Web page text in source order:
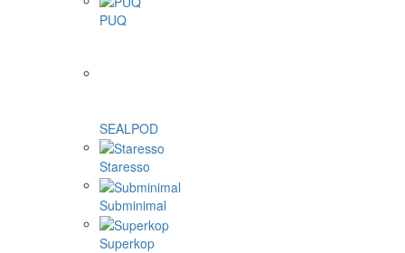
PUQ
SEALPOD
Staresso
Subminimal
Superkop